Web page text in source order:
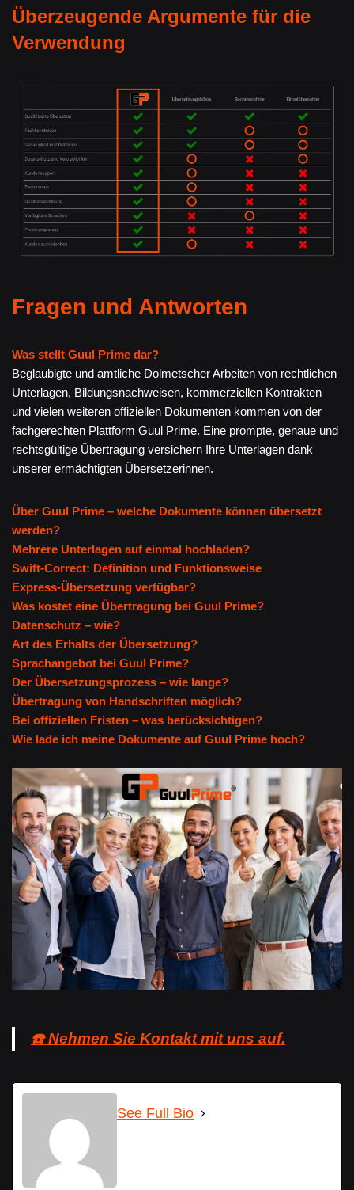
Überzeugende Argumente für die
Verwendung
Fragen und Antworten
Was stellt Guul Prime dar?
Beglaubigte und amtliche Dolmetscher Arbeiten von rechtlichen
Unterlagen, Bildungsnachweisen, kommerziellen Kontrakten
und vielen weiteren offiziellen Dokumenten kommen von der
fachgerechten Plattform Guul Prime. Eine prompte, genaue und
rechtsgültige Übertragung versichern Ihre Unterlagen dank
unserer ermächtigten Übersetzerinnen.
Über Guul Prime – welche Dokumente können übersetzt
werden?
Mehrere Unterlagen auf einmal hochladen?
Swift-Correct: Definition und Funktionsweise
Express-Übersetzung verfügbar?
Was kostet eine Übertragung bei Guul Prime?
Datenschutz – wie?
Art des Erhalts der Übersetzung?
Sprachangebot bei Guul Prime?
Der Übersetzungsprozess – wie lange?
Übertragung von Handschriften möglich?
Bei offiziellen Fristen – was berücksichtigen?
Wie lade ich meine Dokumente auf Guul Prime hoch?
☎️ Nehmen Sie Kontakt mit uns auf.
See Full Bio